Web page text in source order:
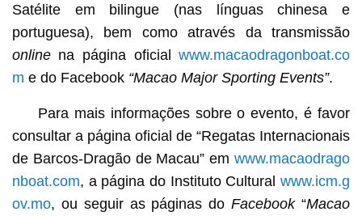
Satélite em bilingue (nas línguas chinesa e
portuguesa), bem como através da transmissão
online na página oficialwww.macaodragonboat.co
m e do Facebook “Macao Major Sporting Events”.
Para mais informações sobre o evento, é favor
consultar a página oficial de “Regatas Internacionais
de Barcos-Dragão de Macau” emwww.macaodrago
nboat.com, a página do Instituto Culturalwww.icm.g
ov.mo, ou seguir as páginas doFacebook“Macao